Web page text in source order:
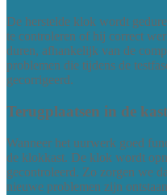
De herstelde klok wordt
te controleren of hij correct
duren, afhankelijk van de
problemen die tijdens de
gecorrigeerd.
Terugplaatsen in de kast
Wanneer het uurwerk goed
de klokkast. De klok wordt
gecontroleerd. Zo zorgen we
nieuwe problemen zijn